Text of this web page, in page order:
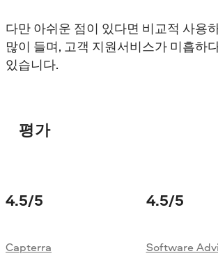
다만 아쉬운 점이 있다면 비교적 사용
많이 들며, 고객 지원서비스가 미흡하
있습니다.
평가
4.5/5
Capterra
4.5/5
Software